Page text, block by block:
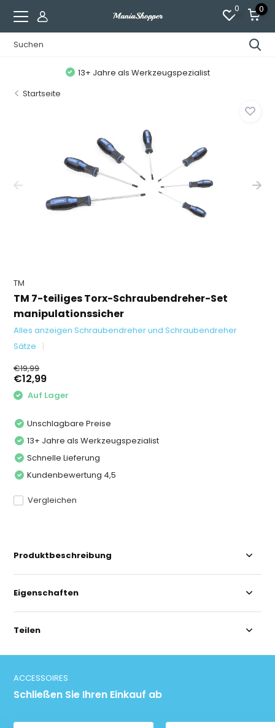
0 0
13+ Jahre als Werkzeugspezialist
Startseite
TM
TM 7-teiliges Torx-Schraubendreher-Set
manipulationssicher
Alles anzeigen Schraubendreher und Schraubendreher
Sätze
€19,99
€12,99
Auf Lager
Unschlagbare Preise
13+ Jahre als Werkzeugspezialist
Schnelle Lieferung
Kundenbewertung 4,5
Vergleichen
Produktbeschreibung
Eigenschaften
Teilen
ACCESSOIRES
Schließen Sie Ihren Einkauf ab